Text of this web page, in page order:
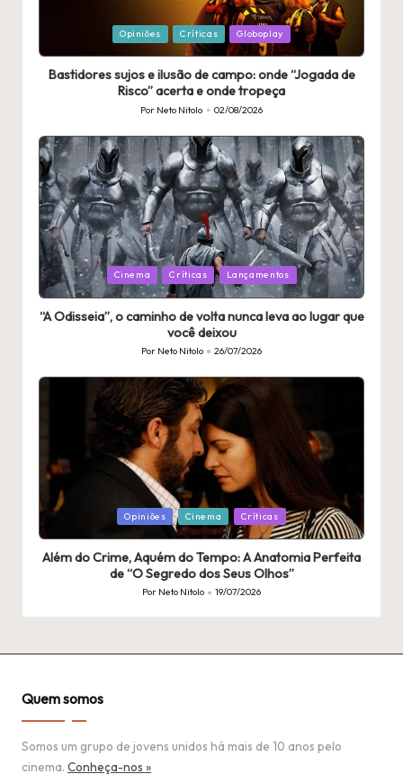
Opiniões Críticas Globoplay
Bastidores sujos e ilusão de campo: onde “Jogada de
Risco” acerta e onde tropeça
Publicado
Por Neto Nitolo 02/08/2026
Publicado
em
Cinema Críticas Lançamentos
“A Odisseia”, o caminho de volta nunca leva ao lugar que
você deixou
Publicado
Por Neto Nitolo 26/07/2026
Publicado
Opiniões Cinema Críticas
Além do Crime, Aquém do Tempo: A Anatomia Perfeita
de “O Segredo dos Seus Olhos”
Publicado
por
Por Neto Nitolo 19/07/2026
Quem somos
Somos um grupo de jovens unidos há mais de 10 anos pelo
cinema. Conheça-nos »